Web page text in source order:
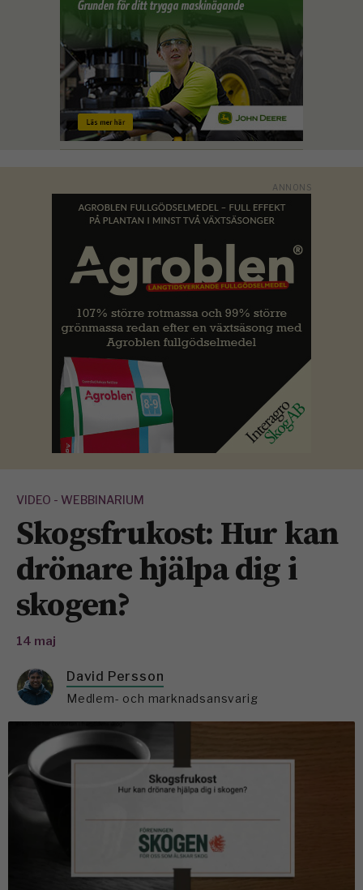
VIDEO - WEBBINARIUM
Skogsfrukost: Hur kan
drönare hjälpa dig i
skogen?
14 maj
David Persson
Medlem- och marknadsansvarig